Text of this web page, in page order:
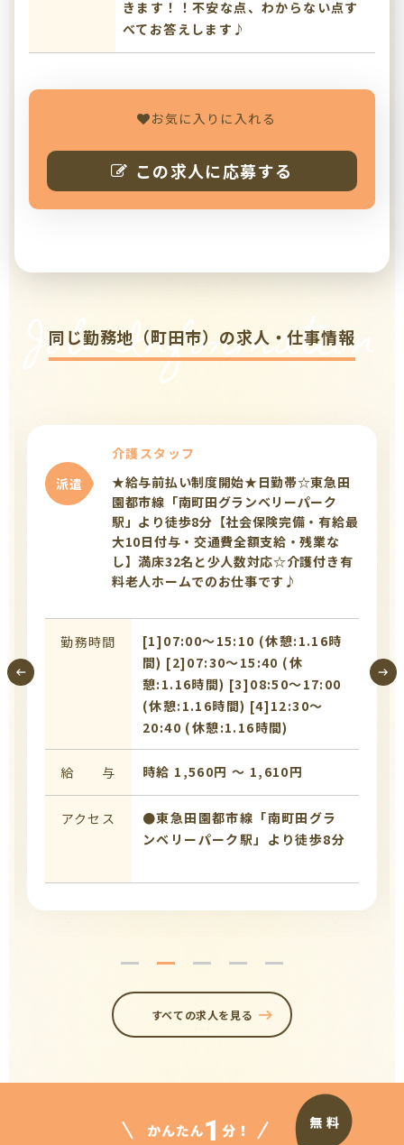
きます！！不安な点、わからない点す
べてお答えします♪
お気に入りに入れる
この求人に応募する
Job Information
同じ勤務地（町田市）の求人・仕事情報
派遣
介護スタッフ
★給与前払い制度開始★日勤帯☆東急田
園都市線「南町田グランベリーパーク
駅」より徒歩8分【社会保険完備・有給最
大10日付与・交通費全額支給・残業な
し】満床32名と少人数対応☆介護付き有
料老人ホームでのお仕事です♪
勤務時間
[1]07:00〜15:10 (休憩:1.16時
間) [2]07:30〜15:40 (休
憩:1.16時間) [3]08:50〜17:00
(休憩:1.16時間) [4]12:30〜
20:40 (休憩:1.16時間)
給 与 時給 1,560円 〜 1,610円
アクセス
●東急田園都市線「南町田グラ
ンベリーパーク駅」より徒歩8分
すべての求人を見る